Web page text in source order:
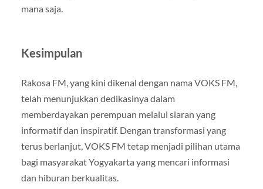
mana saja.
Kesimpulan
Rakosa FM, yang kini dikenal dengan nama VOKS FM,
telah menunjukkan dedikasinya dalam
memberdayakan perempuan melalui siaran yang
informatif dan inspiratif. Dengan transformasi yang
terus berlanjut, VOKS FM tetap menjadi pilihan utama
bagi masyarakat Yogyakarta yang mencari informasi
dan hiburan berkualitas.